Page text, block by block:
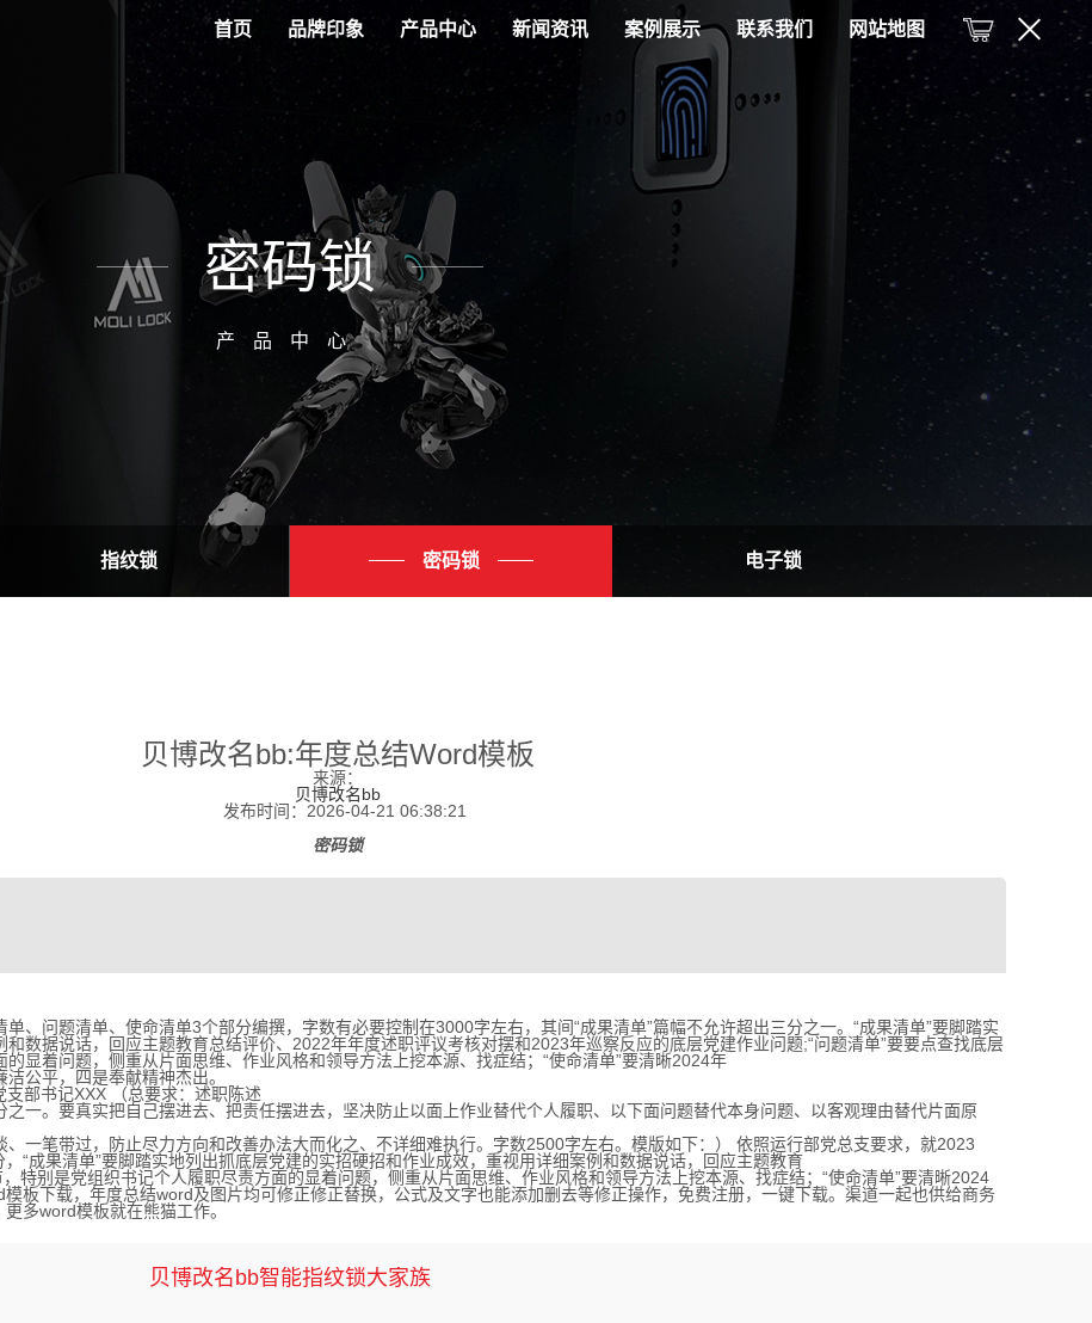
首页 品牌印象 产品中心 新闻资讯 案例展示 联系我们 网站地图
密码锁
产品中心
指纹锁 密码锁 电子锁
贝博改名bb:年度总结Word模板
来源：
贝博改名bb
发布时间：2026-04-21 06:38:21
密码锁
问题清单、使命清单3个部分编撰，字数有必要控制在3000字左右，其间“成果清单”篇幅不允许超出三分之一。“成果清单”要脚踏实
数据说话，回应主题教育总结评价、2022年年度述职评议考核对摆和2023年巡察反应的底层党建作业问题;“问题清单”要要点查找底层
显着问题，侧重从片面思维、作业风格和领导方法上挖本源、找症结；“使命清单”要清晰2024年
公平，四是奉献精神杰出。
部书记XXX （总要求：述职陈述
。要真实把自己摆进去、把责任摆进去，坚决防止以面上作业替代个人履职、以下面问题替代本身问题、以客观理由替代片面原
笔带过，防止尽力方向和改善办法大而化之、不详细难执行。字数2500字左右。模版如下：） 依照运行部党总支要求，就2023
果清单”要脚踏实地列出抓底层党建的实招硬招和作业成效，重视用详细案例和数据说话，回应主题教育
别是党组织书记个人履职尽责方面的显着问题，侧重从片面思维、作业风格和领导方法上挖本源、找症结；“使命清单”要清晰2024
下载，年度总结word及图片均可修正修正替换，公式及文字也能添加删去等修正操作，免费注册，一键下载。渠道一起也供给商务
多word模板就在熊猫工作。
贝博改名bb智能指纹锁大家族